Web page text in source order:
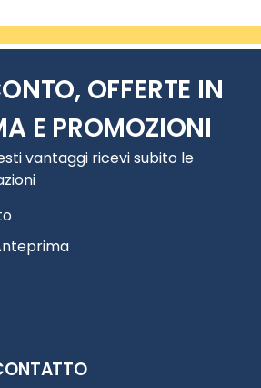
OFFERTE IN
E PROMOZIONI
vantaggi ricevi subito le